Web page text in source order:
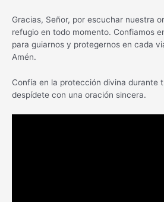
Gracias, Señor, por escuchar nuestra
refugio en todo momento. Confiamos
para guiarnos y protegernos en cada
Amén.
Confía en la protección divina durante
despídete con una oración sincera.